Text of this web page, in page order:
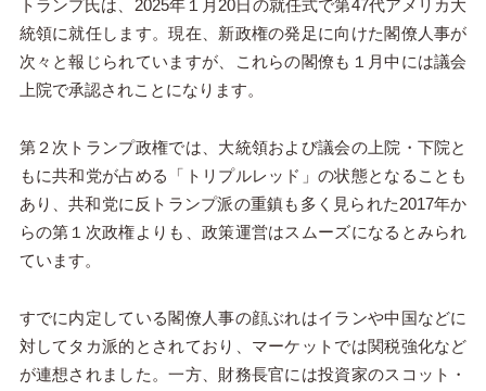
トランプ氏は、2025年１月20日の就任式で第47代アメリカ大
統領に就任します。現在、新政権の発足に向けた閣僚人事が
次々と報じられていますが、これらの閣僚も１月中には議会
上院で承認されことになります。
第２次トランプ政権では、大統領および議会の上院・下院と
もに共和党が占める「トリプルレッド」の状態となることも
あり、共和党に反トランプ派の重鎮も多く見られた2017年か
らの第１次政権よりも、政策運営はスムーズになるとみられ
ています。
すでに内定している閣僚人事の顔ぶれはイランや中国などに
対してタカ派的とされており、マーケットでは関税強化など
が連想されました。一方、財務長官には投資家のスコット・